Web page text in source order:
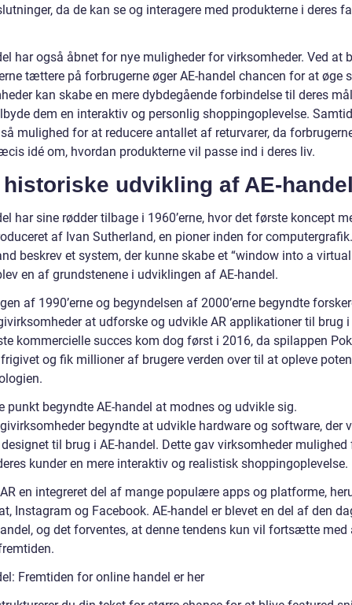
da de kan se og interagere med produkterne i deres
har også åbnet for nye muligheder for virksomheder. Ved at
tættere på forbrugerne øger AE-handel chancen for at øge
kan skabe en mere dybdegående forbindelse til deres
dem en interaktiv og personlig shoppingoplevelse.
mulighed for at reducere antallet af returvarer, da
idé om, hvordan produkterne vil passe ind i deres liv.
historiske udvikling af AE-
har sine rødder tilbage i 1960’erne, hvor det første koncept
af Ivan Sutherland, en pioner inden for computergrafik.
beskrev et system, der kunne skabe et “window into a
en af grundstenene i udviklingen af AE-handel.
af 1990’erne og begyndelsen af 2000’erne begyndte
at udforske og udvikle AR applikationer til brug
kommercielle succes kom dog først i 2016, da spilappen
og fik millioner af brugere verden over til at opleve
punkt begyndte AE-handel at modnes og udvikle sig.
begyndte at udvikle hardware og software, der
til brug i AE-handel. Dette gav virksomheder mulighed
kunder en mere interaktiv og realistisk shoppingoplevelse.
en integreret del af mange populære apps og platforme,
Instagram og Facebook. AE-handel er blevet en del af den
og det forventes, at denne tendens kun vil fortsætte med
Fremtiden for online handel er her